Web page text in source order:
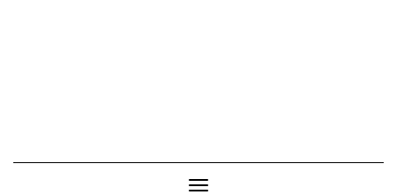
Cambiar modo de navegación